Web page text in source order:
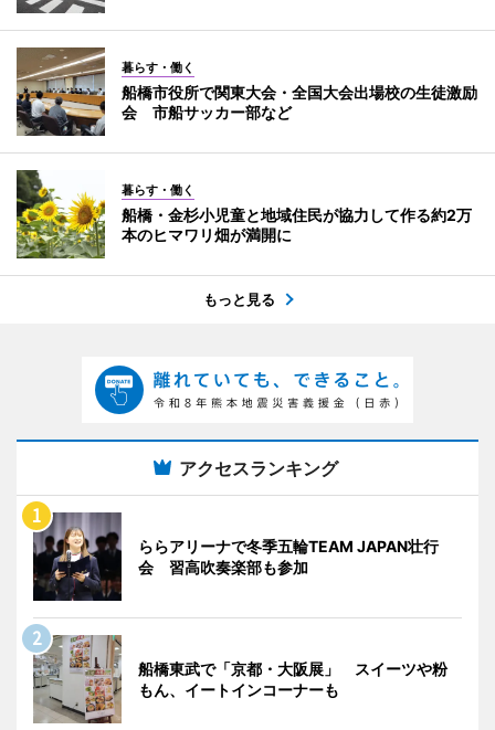
暮らす・働く
船橋市役所で関東大会・全国大会出場校の生徒激励
会 市船サッカー部など
暮らす・働く
船橋・金杉小児童と地域住民が協力して作る約2万
本のヒマワリ畑が満開に
もっと見る
アクセスランキング
ららアリーナで冬季五輪TEAM JAPAN壮行
会 習高吹奏楽部も参加
船橋東武で「京都・大阪展」 スイーツや粉
もん、イートインコーナーも